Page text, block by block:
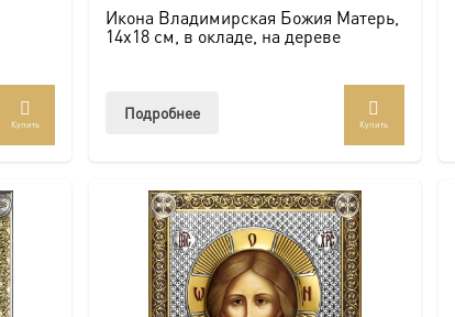
Купить
Икона Владимирская Божия Матерь,
14х18 см, в окладе, на дереве
Подробнее
Купить